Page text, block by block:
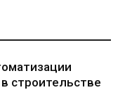
строительстве